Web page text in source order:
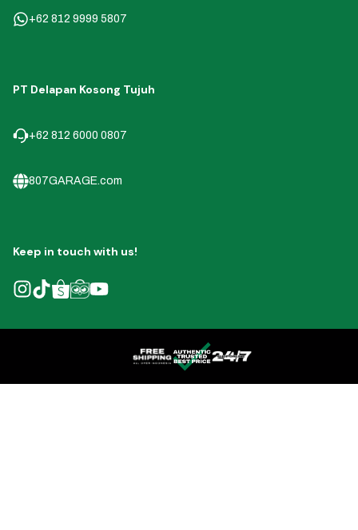
+62 812 9999 5807
PT Delapan Kosong Tujuh
+62 812 6000 0807
807GARAGE.com
Keep in touch with us!